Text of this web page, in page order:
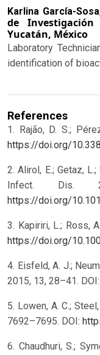
Karlina García-
de
Yucatán, México
Laboratory
identification of
References
1. Rajão, D. S.;
https://doi.org/
2. Alirol, E.; Getaz,
Infect. Dis.
https://doi.org/
3. Kapiriri, L.; Ross,
https://doi.org/
4. Eisfeld, A. J.;
2015, 13, 28–41. DOI:
5. Lowen, A. C.;
7692–7695. DOI:
6. Chaudhuri, S.;